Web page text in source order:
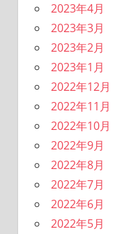
2023年4月
2023年3月
2023年2月
2023年1月
2022年12月
2022年11月
2022年10月
2022年9月
2022年8月
2022年7月
2022年6月
2022年5月